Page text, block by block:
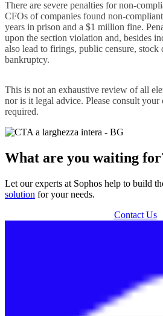
There are severe penalties for non-
CFOs of companies found non-
years in prison and a $1 million fine.
upon the section violation and, besides
also lead to firings, public censure, stock
bankruptcy.
This is not an exhaustive review of all
nor is it legal advice. Please consult
required.
What are you waiting
Let our experts at Sophos help to build
solution for your needs.
Contact Us